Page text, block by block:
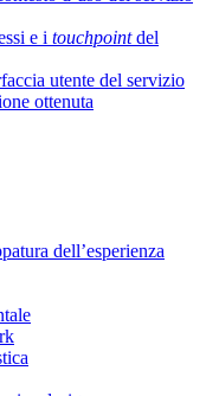
e i touchpointdel
utente del servizio
ottenuta
dell’esperienza